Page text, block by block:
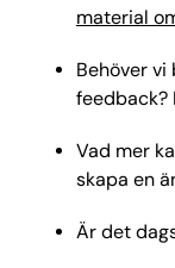
material
Behöver
feedback?
Vad mer
skapa en
Är det